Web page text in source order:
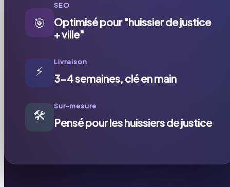
🎯
SEO
Optimisé pour "huissier de justice
+ ville"
⚡
Livraison
3-4 semaines, clé en main
🛠️
Sur-mesure
Pensé pour les huissiers de justice